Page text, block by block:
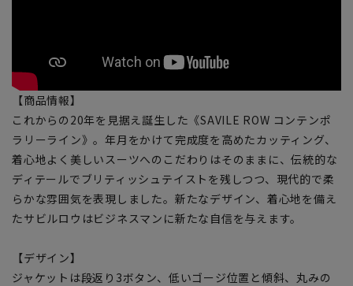
【商品情報】
これからの20年を見据え誕生した《SAVILE ROW コンテンポ
ラリーライン》。年月をかけて完成度を高めたカッティング、
着心地よく美しいスーツへのこだわりはそのままに、伝統的な
ディテールでブリティッシュテイストを残しつつ、現代的で柔
らかな雰囲気を表現しました。新たなデザイン、着心地を備え
たサビルロウはビジネスマンに新たな自信を与えます。
【デザイン】
ジャケットは段返り3ボタン、低いゴージ位置と傾斜、丸みの